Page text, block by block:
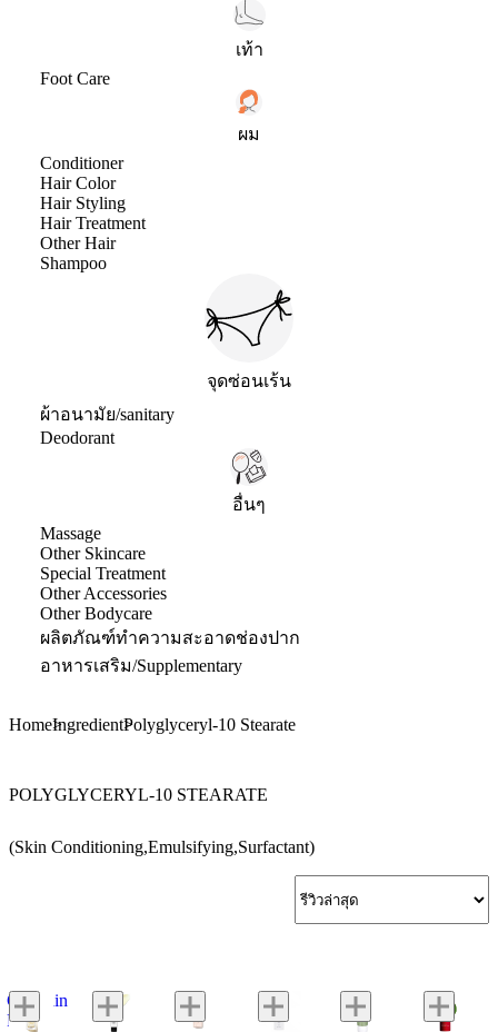
เท้า
Foot Care
ผม
Conditioner
Hair Color
Hair Styling
Hair Treatment
Other Hair
Shampoo
จุดซ่อนเร้น
ผ้าอนามัย/sanitary
Deodorant
อื่นๆ
Massage
Other Skincare
Special Treatment
Other Accessories
Other Bodycare
ผลิตภัณฑ์ทำความสะอาดช่องปาก
อาหารเสริม/Supplementary
HomeIngredientPolyglyceryl-10 Stearate
POLYGLYCERYL-10 STEARATE
(Skin Conditioning,Emulsifying,Surfactant)
Guerlain
Parure